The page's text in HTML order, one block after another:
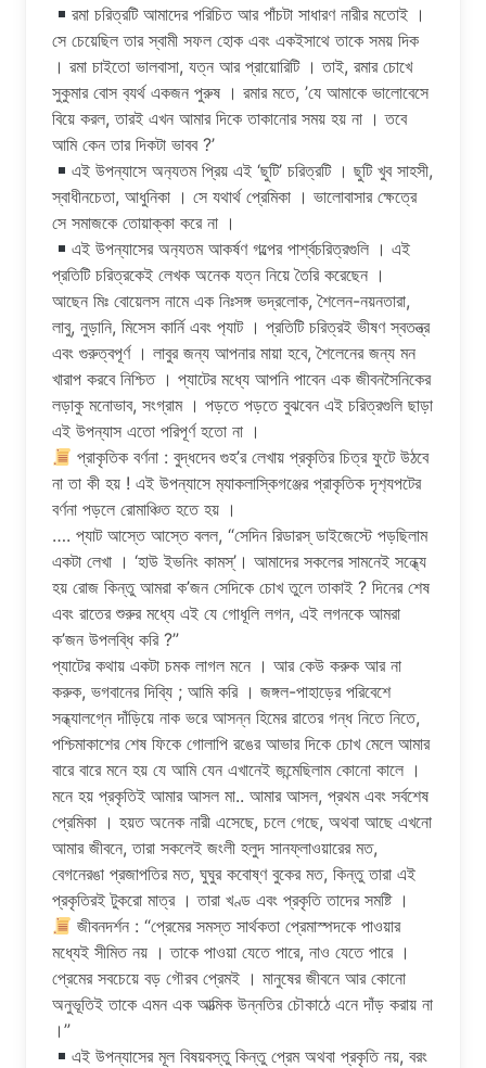
রমা চরিত্রটি আমাদের পরিচিত আর পাঁচটা সাধারণ নারীর মতোই ।
সে চেয়েছিল তার স্বামী সফল হোক এবং একইসাথে তাকে সময় দিক
। রমা চাইতো ভালবাসা, যত্ন আর প্রায়োরিটি । তাই, রমার চোখে
সুকুমার বোস ব‍্যর্থ একজন পুরুষ । রমার মতে, ’যে আমাকে ভালোবেসে
বিয়ে করল, তারই এখন আমার দিকে তাকানোর সময় হয় না । তবে
আমি কেন তার দিকটা ভাবব ?’
এই উপন্যাসে অন‍্যতম প্রিয় এই ‘ছুটি’ চরিত্রটি । ছুটি খুব সাহসী,
স্বাধীনচেতা, আধুনিকা । সে যথার্থ প্রেমিকা । ভালোবাসার ক্ষেত্রে
সে সমাজকে তোয়াক্কা করে না ।
এই উপন্যাসের অন‍্যতম আকর্ষণ গল্পের পার্শ্বচরিত্রগুলি । এই
প্রতিটি চরিত্রকেই লেখক অনেক যত্ন নিয়ে তৈরি করেছেন ।
আছেন মিঃ বোয়েলস নামে এক নিঃসঙ্গ ভদ্রলোক, শৈলেন-নয়নতারা,
লাবু, নুড়ানি, মিসেস কার্নি এবং প‍্যাট । প্রতিটি চরিত্রই ভীষণ স্বতন্ত্র
এবং গুরুত্বপূর্ণ । লাবুর জন্য আপনার মায়া হবে, শৈলেনের জন্য মন
খারাপ করবে নিশ্চিত । প্যাটের মধ্যে আপনি পাবেন এক জীবনসৈনিকের
লড়াকু মনোভাব, সংগ্রাম । পড়তে পড়তে বুঝবেন এই চরিত্রগুলি ছাড়া
এই উপন্যাস এতো পরিপূর্ণ হতো না ।
প্রাকৃতিক বর্ণনা : বুদ্ধদেব গুহ’র লেখায় প্রকৃতির চিত্র ফুটে উঠবে
না তা কী হয় ! এই উপন্যাসে ম‍্যাকলাস্কিগঞ্জের প্রাকৃতিক দৃশ‍্যপটের
বর্ণনা পড়লে রোমাঞ্চিত হতে হয় ।
…. প্যাট আস্তে আস্তে বলল, “সেদিন রিডারস্ ডাইজেস্টে পড়ছিলাম
একটা লেখা । ‘হাউ ইভনিং কামস্‌’। আমাদের সকলের সামনেই সন্ধ্যে
হয় রোজ কিন্তু আমরা ক’জন সেদিকে চোখ তুলে তাকাই ? দিনের শেষ
এবং রাতের শুরুর মধ্যে এই যে গোধূলি লগন, এই লগনকে আমরা
ক’জন উপলব্ধি করি ?”
প্যাটের কথায় একটা চমক লাগল মনে । আর কেউ করুক আর না
করুক, ভগবানের দিব্যি ; আমি করি । জঙ্গল-পাহাড়ের পরিবেশে
সন্ধ্যালগ্নে দাঁড়িয়ে নাক ভরে আসন্ন হিমের রাতের গন্ধ নিতে নিতে,
পশ্চিমাকাশের শেষ ফিকে গোলাপি রঙের আভার দিকে চোখ মেলে আমার
বারে বারে মনে হয় যে আমি যেন এখানেই জন্মেছিলাম কোনো কালে ।
মনে হয় প্রকৃতিই আমার আসল মা.. আমার আসল, প্রথম এবং সর্বশেষ
প্রেমিকা । হয়ত অনেক নারী এসেছে, চলে গেছে, অথবা আছে এখনো
আমার জীবনে, তারা সকলেই জংলী হলুদ সানফ্লাওয়ারের মত,
বেগনেরঙা প্রজাপতির মত, ঘুঘুর কবোষ্ণ বুকের মত, কিন্তু তারা এই
প্রকৃতিরই টুকরো মাত্র । তারা খণ্ড এবং প্রকৃতি তাদের সমষ্টি ।
জীবনদর্শন : “প্রেমের সমস্ত সার্থকতা প্রেমাস্পদকে পাওয়ার
মধ্যেই সীমিত নয় । তাকে পাওয়া যেতে পারে, নাও যেতে পারে ।
প্রেমের সবচেয়ে বড় গৌরব প্রেমই । মানুষের জীবনে আর কোনো
অনুভূতিই তাকে এমন এক আত্মিক উন্নতির চৌকাঠে এনে দাঁড় করায় না
।”
এই উপন্যাসের মূল বিষয়বস্তু কিন্তু প্রেম অথবা প্রকৃতি নয়, বরং